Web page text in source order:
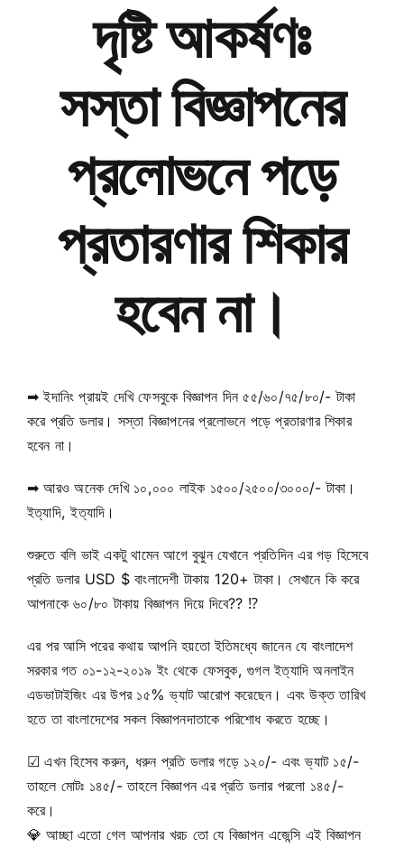
দৃষ্টি আকর্ষণঃ
সস্তা বিজ্ঞাপনের
প্রলোভনে পড়ে
প্রতারণার শিকার
হবেন না।
➡ ইদানিং প্রায়ই দেখি ফেসবুকে বিজ্ঞাপন দিন ৫৫/৬০/৭৫/৮০/- টাকা
করে প্রতি ডলার। সস্তা বিজ্ঞাপনের প্রলোভনে পড়ে প্রতারণার শিকার
হবেন না।
➡ আরও অনেক দেখি ১০,০০০ লাইক ১৫০০/২৫০০/৩০০০/- টাকা।
ইত্যাদি, ইত্যাদি।
শুরুতে বলি ভাই একটু থামেন আগে বুঝুন যেখানে প্রতিদিন এর গড় হিসেবে
প্রতি ডলার USD $ বাংলাদেশী টাকায় 120+ টাকা। সেখানে কি করে
আপনাকে ৬০/৮০ টাকায় বিজ্ঞাপন দিয়ে দিবে?? ⁉️
এর পর আসি পরের কথায় আপনি হয়তো ইতিমধ্যে জানেন যে বাংলাদেশ
সরকার গত ০১-১২-২০১৯ ইং থেকে ফেসবুক, গুগল ইত্যাদি অনলাইন
এডভাটাইজিং এর উপর ১৫% ভ্যাট আরোপ করেছেন। এবং উক্ত তারিখ
হতে তা বাংলাদেশের সকল বিজ্ঞাপনদাতাকে পরিশোধ করতে হচ্ছে।
☑ এখন হিসেব করুন, ধরুন প্রতি ডলার গড়ে ১২০/- এবং ভ্যাট ১৫/-
তাহলে মোটঃ ১৪৫/- তাহলে বিজ্ঞাপন এর প্রতি ডলার পরলো ১৪৫/-
করে।
💎 আচ্ছা এতো গেল আপনার খরচ তো যে বিজ্ঞাপন এজেন্সি এই বিজ্ঞাপন